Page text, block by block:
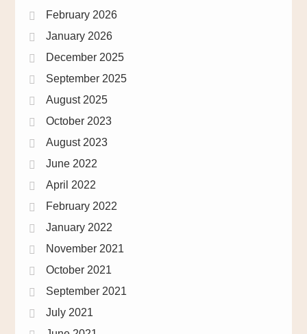
February 2026
January 2026
December 2025
September 2025
August 2025
October 2023
August 2023
June 2022
April 2022
February 2022
January 2022
November 2021
October 2021
September 2021
July 2021